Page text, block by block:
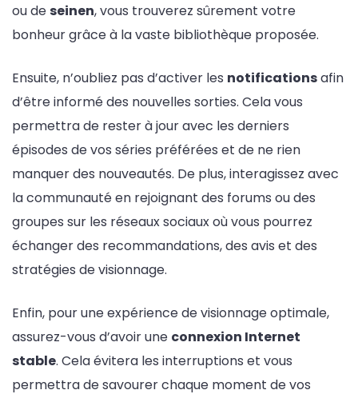
ou de seinen, vous trouverez sûrement votre
bonheur grâce à la vaste bibliothèque proposée.
Ensuite, n’oubliez pas d’activer les notificationsafin
d’être informé des nouvelles sorties. Cela vous
permettra de rester à jour avec les derniers
épisodes de vos séries préférées et de ne rien
manquer des nouveautés. De plus, interagissez avec
la communauté en rejoignant des forums ou des
groupes sur les réseaux sociaux où vous pourrez
échanger des recommandations, des avis et des
stratégies de visionnage.
Enfin, pour une expérience de visionnage optimale,
assurez-vous d’avoir une connexion Internet
stable. Cela évitera les interruptions et vous
permettra de savourer chaque moment de vos